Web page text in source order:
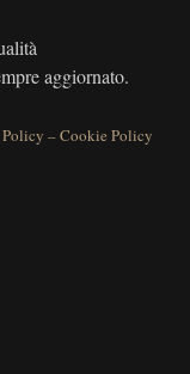
aggiornato.
–Cookie Policy